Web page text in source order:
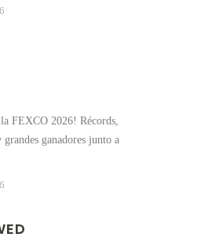
FEXCO 2026! Récords,
ganadores junto a